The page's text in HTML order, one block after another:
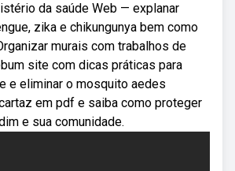
da saúde Web — explanar
zika e chikungunya bem como
murais com trabalhos de
site com dicas práticas para
e eliminar o mosquito aedes
em pdf e saiba como proteger
e sua comunidade.